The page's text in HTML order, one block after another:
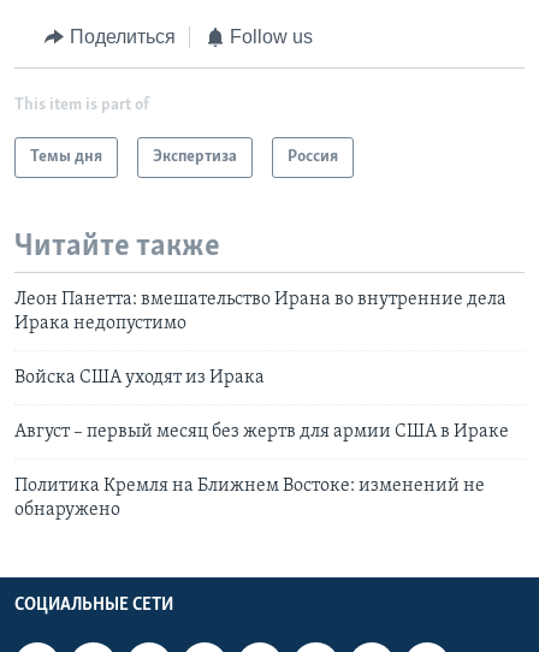
Поделиться Follow us
This item is part of
Темы дня Экспертиза Россия
Читайте также
Леон Панетта: вмешательство Ирана во внутренние дела
Ирака недопустимо
Войска США уходят из Ирака
Август – первый месяц без жертв для армии США в Ираке
Политика Кремля на Ближнем Востоке: изменений не
обнаружено
СОЦИАЛЬНЫЕ СЕТИ